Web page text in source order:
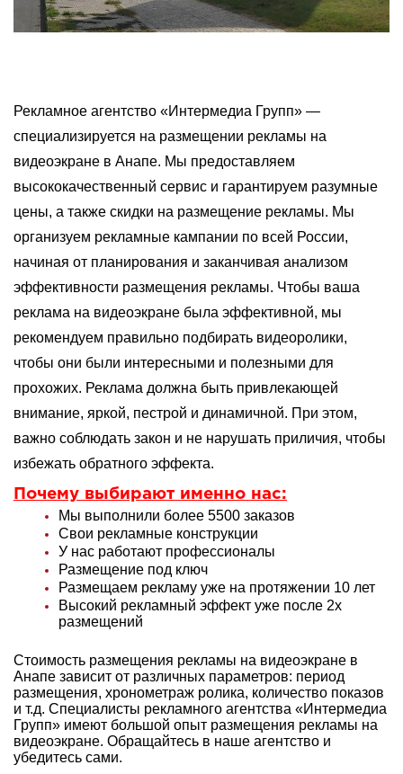
Рекламное агентство «Интермедиа Групп» —
специализируется на размещении рекламы на
видеоэкране в Анапе. Мы предоставляем
высококачественный сервис и гарантируем разумные
цены, а также скидки на размещение рекламы. Мы
организуем рекламные кампании по всей России,
начиная от планирования и заканчивая анализом
эффективности размещения рекламы. Чтобы ваша
реклама на видеоэкране была эффективной, мы
рекомендуем правильно подбирать видеоролики,
чтобы они были интересными и полезными для
прохожих. Реклама должна быть привлекающей
внимание, яркой, пестрой и динамичной. При этом,
важно соблюдать закон и не нарушать приличия, чтобы
избежать обратного эффекта.
Почему выбирают именно нас:
Мы выполнили более 5500 заказов
Свои рекламные конструкции
У нас работают профессионалы
Размещение под ключ
Размещаем рекламу уже на протяжении 10 лет
Высокий рекламный эффект уже после 2х
размещений
Стоимость размещения рекламы на видеоэкране в
Анапе зависит от различных параметров: период
размещения, хронометраж ролика, количество показов
и т.д. Специалисты рекламного агентства «Интермедиа
Групп» имеют большой опыт размещения рекламы на
видеоэкране. Обращайтесь в наше агентство и
убедитесь сами.